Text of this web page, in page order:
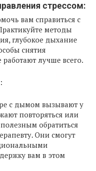
стрессом:
вам справиться с
методы
глубокое дыхание
снятия
лучше всего.
с дымом вызывают у
повторяться или
обратиться
Они смогут
вам в этом